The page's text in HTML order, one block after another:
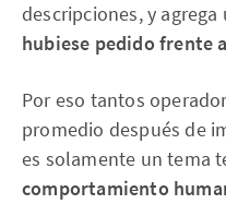
descripciones, y
hubiese pedido frente
Por eso tantos
promedio después de
es solamente un tema
comportamiento